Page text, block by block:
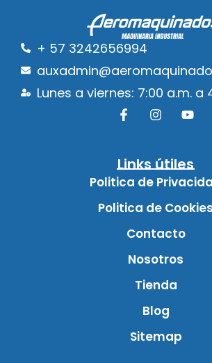
+ 57 3242656994
Lunes a viernes: 7:00 a.m. a
Links útiles
Politica de
Politica de Cookies
Contacto
Nosotros
Tienda
Blog
Sitemap